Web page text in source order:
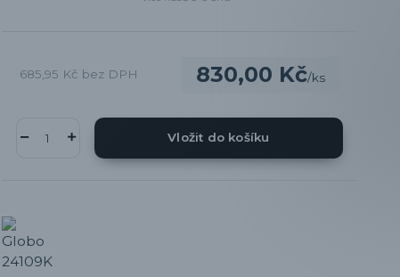
830,00 Kč/ks
685,95 Kč bez DPH
Vložit do košíku